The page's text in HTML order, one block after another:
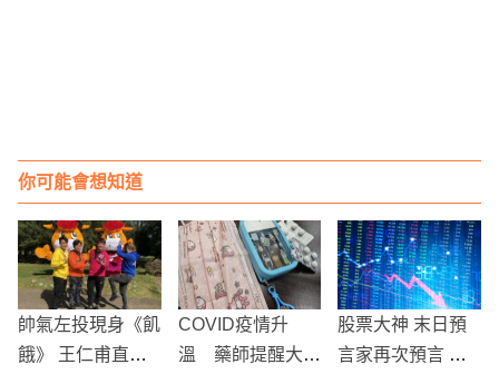
你可能會想知道
帥氣左投現身《飢
餓》 王仁甫直喊
COVID疫情升
溫 藥師提醒大家
股票大神 末日預
言家再次預言 美